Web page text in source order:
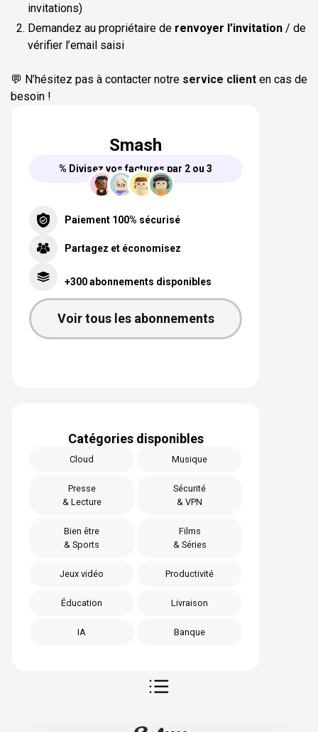
invitations)
Demandez au propriétaire de renvoyer l’invitation / de
vérifier l’email saisi
💬 N’hésitez pas à contacter notre service client en cas de
besoin !
Smash
% Divisez vos factures par 2 ou 3
Paiement 100% sécurisé
Partagez et économisez
+300 abonnements disponibles
Voir tous les abonnements
Catégories disponibles
Cloud Musique
Presse
& Lecture
Sécurité
& VPN
Bien être
& Sports
Films
& Séries
Jeux vidéo Productivité
Éducation Livraison
IA Banque